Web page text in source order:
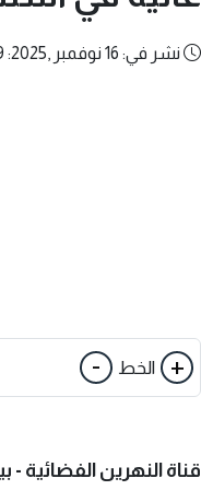
نشر في: 16 نوفمبر ,2025: 10:49 ص
+ الخط -
قناة النهرين الفضائية -